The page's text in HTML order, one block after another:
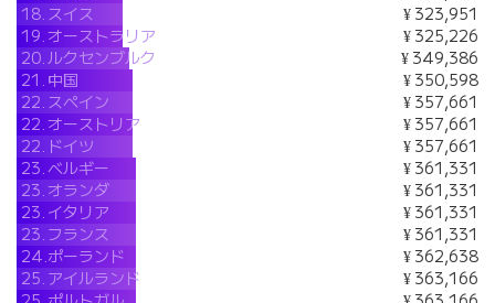
18. スイス
¥ 323,951
19.オーストラリア
¥ 325,226
20.ルクセンブルク
¥ 349,386
21. 中国
¥ 350,598
22. スペイン
¥ 357,661
22.オーストリア
¥ 357,661
22. ドイツ
¥ 357,661
23.ベルギー
¥ 361,331
23.オランダ
¥ 361,331
23. イタリア
¥ 361,331
23. フランス
¥ 361,331
24.ポーランド
¥ 362,638
25. アイルランド
¥ 363,166